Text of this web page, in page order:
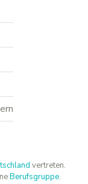
vertreten.
Berufsgruppe.